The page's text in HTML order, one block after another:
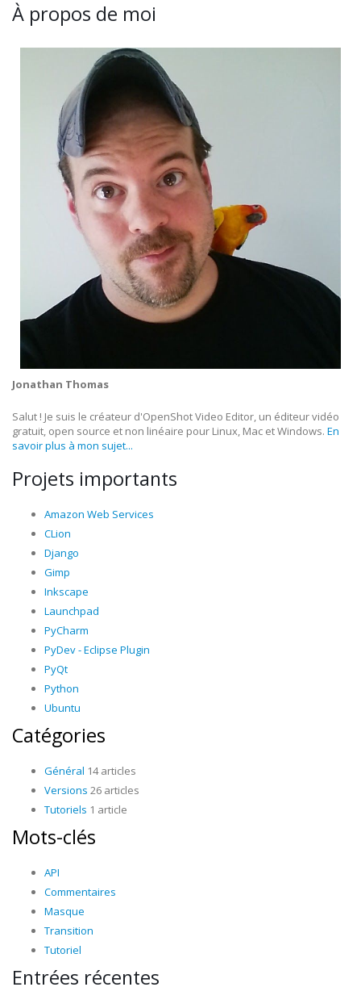
À propos de moi
Jonathan Thomas
Salut ! Je suis le créateur d'OpenShot Video Editor, un éditeur vidéo
gratuit, open source et non linéaire pour Linux, Mac et Windows. En
savoir plus à mon sujet...
Projets importants
Amazon Web Services
CLion
Django
Gimp
Inkscape
Launchpad
PyCharm
PyDev - Eclipse Plugin
PyQt
Python
Ubuntu
Catégories
Général 14 articles
Versions 26 articles
Tutoriels 1 article
Mots-clés
API
Commentaires
Masque
Transition
Tutoriel
Entrées récentes